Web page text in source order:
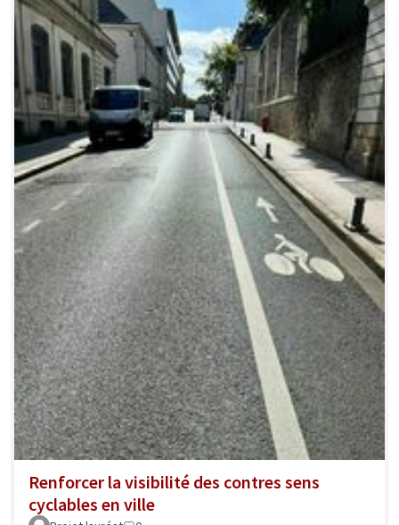
Renforcer la visibilité des contres sens
cyclables en ville